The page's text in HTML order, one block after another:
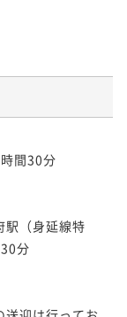
間30分
（身延線特
分